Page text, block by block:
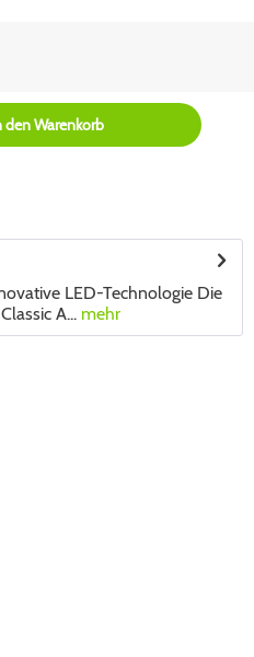
denWarenkorb
LED-Technologie Die
A... mehr